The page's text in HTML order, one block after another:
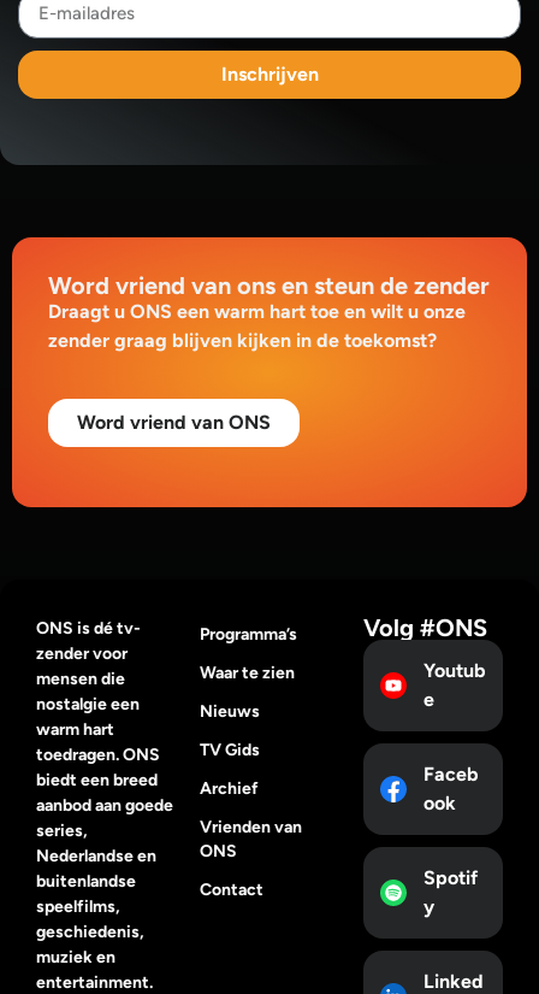
Inschrijven
Word vriend van ons en steun de zender
Draagt u ONS een warm hart toe en wilt u onze
zender graag blijven kijken in de toekomst?
Word vriend van ONS
ONS is dé tv-
zender voor
mensen die
nostalgie een
warm hart
toedragen. ONS
biedt een breed
aanbod aan goede
series,
Nederlandse en
buitenlandse
speelfilms,
geschiedenis,
muziek en
entertainment.
Programma’s
Waar te zien
Nieuws
TV Gids
Archief
Vrienden van
ONS
Contact
Volg #ONS
Youtub
e
Faceb
ook
Spotif
y
Linked